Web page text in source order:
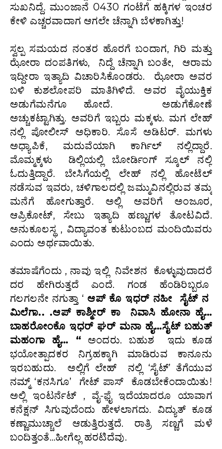
ಸುಖನಿದ್ದೆ. ಮುಂಜಾನೆ 0430 ಗಂಟೆಗೆ ಹಕ್ಕಿಗಳ ಇಂಚರ
ಕೇಳಿ ಎಚ್ಚರವಾದಾಗ ಆಗಲೇ ಚೆನ್ನಾಗಿ ಬೆಳಕಾಗಿತ್ತು!
ಸ್ವಲ್ಪ ಸಮಯದ ನಂತರ ಹೊರಗೆ ಬಂದಾಗ, ಗಿರಿ ಮತ್ತು
ಝೋರಾ ದಂಪತಿಗಳು, ನಿದ್ದೆ ಚೆನ್ನಾಗಿ ಬಂತೇ, ಆರಾಮ
ಇದ್ದೀರಾ ಇತ್ಯಾದಿ ವಿಚಾರಿಸಿಕೊಂಡರು. ಝೋರಾ ಅವರ
ಬಳಿ ಕುಶಲೋಪರಿ ಮಾತಿಗಿಳಿದೆ. ಅವರ ವೈಯುಕ್ತಿಕ
ಅಡುಗೆಮನೆಗೂ ಹೋದೆ. ಅಡುಗೆಕೋಣೆ
ಅಚ್ಚುಕಟ್ಟಾಗಿತ್ತು. ಅವರಿಗೆ ಇಬ್ಬರು ಮಕ್ಕಳು. ಮಗ ಲೇಹ್
ನಲ್ಲಿ ಪೋಲೀಸ್ ಅಧಿಕಾರಿ. ಸೊಸೆ ಅಡಿಟರ್. ಮಗಳು
ಅಧ್ಯಾಪಿಕೆ, ಮದುವೆಯಾಗಿ ಕಾರ್ಗಿಲ್ ನಲ್ಲಿದ್ದಾರೆ.
ಮೊಮ್ಮಕ್ಕಳು ಡಿಲ್ಲಿಯಲ್ಲಿ ಬೋರ್ಡಿಂಗ್ ಸ್ಕೂಲ್ ನಲ್ಲಿ
ಓದುತ್ತಿದ್ದಾರೆ. ಬೇಸಿಗೆಯಲ್ಲಿ ಲೇಹ್ ನಲ್ಲಿ ಹೋಟೆಲ್
ನಡೆಸುವ ಇವರು, ಚಳಿಗಾಲದಲ್ಲಿ ಜಮ್ಮುವಿನಲ್ಲಿರುವ ತಮ್ಮ
ಮನೆಗೆ ಹೋಗುತ್ತಾರೆ. ಅಲ್ಲಿ ಅವರಿಗೆ ಅಂಜೂರ,
ಆಪ್ರಿಕೋಟ್, ಸೇಬು ಇತ್ಯಾದಿ ಹಣ್ಣುಗಳ ತೋಟವಿದೆ.
ಅನುಕೂಲಸ್ಥ , ವಿದ್ಯಾವಂತ ಕುಟುಂಬದ ಮಂದಿಯಿವರು
ಎಂದು ಅರ್ಥವಾಯಿತು.
ತಮಾಷೆಗೆಂದು , ನಾವು ಇಲ್ಲಿ ನಿವೇಶನ ಕೊಳ್ಳುವುದಾದರೆ
ದರ ಹೇಗಿರುತ್ತದೆ ಎಂದೆ. ಗಂಡ ಹೆಂಡಿರಿಬ್ಬರೂ
ಗಲಗಲನೇ ನಗುತ್ತಾ ‘ ಆಪ್ ಕೊ ಇಧರ್ ನಹೀ ಸೈಟ್ ನ
ಮಿಲೆಗಾ.. .ಆಪ್ ಕಾಶ್ಮೀರ್ ಕಾ ನಿವಾಸಿ ಹೋನಾ ಹೈ…
ಬಾಹರೋಂಕೊ ಇಧರ್ ಘರ್ ಮನಾ ಹೈ…ಸೈಟ್ ಬಹುತ್
ಮಹಂಗಾ ಹೈ… “ ಅಂದರು. ಬಹುಶ ಇದು ಕೂಡ
ಭಯೋತ್ಪಾದಕರ ನಿಗ್ರಹಕ್ಕಾಗಿ ಮಾಡಿರುವ ಕಾನೂನು
ಇರಬಹುದು. ಅಲ್ಲಿಗೆ ಲೇಹ್ ನಲ್ಲಿ ‘ಸೈಟ್’ ತೆಗೆಯುವ
ನಮ್ಮ್ ‘ಕನಸಿಗೂ’ ಗೇಟ್ ಪಾಸ್ ಕೊಡಬೇಕೆಂದಾಯಿತು!
ಅಲ್ಲಿ ಇಂಟರ್ನೆಟ್ , ವೈ-ಫ಼ೈ ಇದೆಯಾದರೂ ಯಾವಾಗ
ಕನೆಕ್ಷನ್ ಸಿಗುವುದೆಂದು ಹೇಳಲಾಗದು. ವಿದ್ಯುತ್ ಕೂಡ
ಕಣ್ಣಾಮುಚ್ಚಾಲೆ ಆಡುತ್ತಿರುತ್ತದೆ. ರಾತ್ರಿ ಸಣ್ಣಗೆ ಮಳೆ
ಬಂದಿತ್ತಂತೆ…ಹೀಗೆಲ್ಲ ಹರಟಿದೆವು.